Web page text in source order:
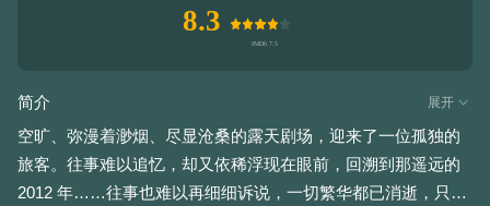
8.3
简介 展开
空旷、弥漫着渺烟、尽显沧桑的露天剧场，迎来了一位孤独的
旅客。往事难以追忆，却又依稀浮现在眼前，回溯到那遥远的
2012 年……往事也难以再细细诉说，一切繁华都已消逝，只能